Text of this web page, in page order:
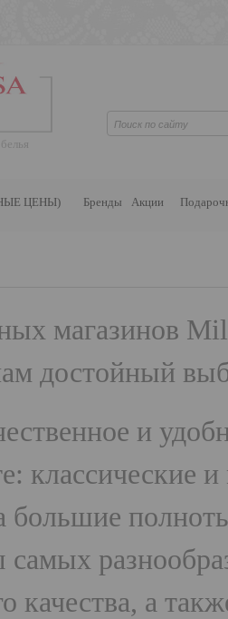
ЦЕНЫ) Бренды Акции
магазинов
достойный
и
большие
самых
качества, а